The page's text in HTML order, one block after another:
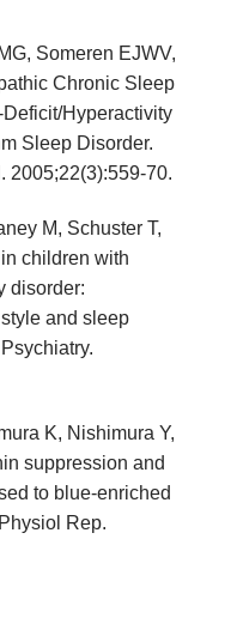
Someren EJWV,
Chronic Sleep
Hyperactivity
Sleep Disorder.
2005;22(3):559-70.
M, Schuster T,
children with
disorder:
and sleep
K, Nishimura Y,
suppression and
to blue-enriched
Rep.